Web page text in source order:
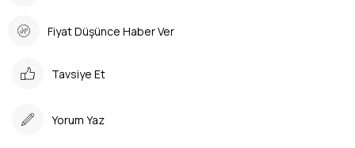
Fiyat Düşünce Haber Ver
Tavsiye Et
Yorum Yaz